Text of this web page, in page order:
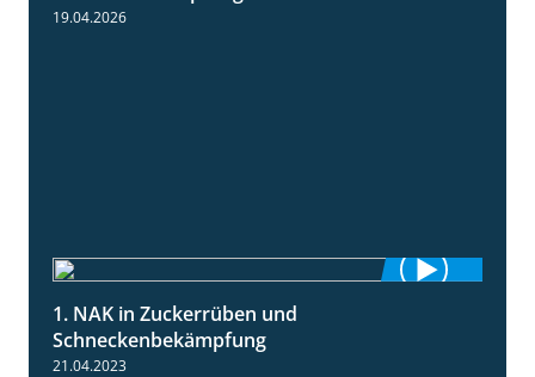
19.04.2026
1. NAK in Zuckerrüben und
Schneckenbekämpfung
21.04.2023